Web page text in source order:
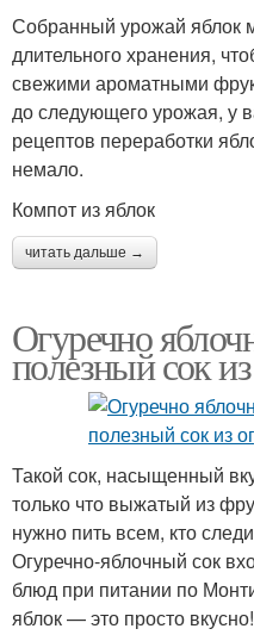
Собранный урожай яблок
длительного хранения,
свежими ароматными
до следующего урожая, у
рецептов переработки
немало.
Компот из яблок
читать дальше →
Огуречно
полезный сок
Такой сок, насыщенный
только что выжатый из
нужно пить всем, кто
Огуречно-яблочный сок
блюд при питании по
яблок — это просто вкусно!